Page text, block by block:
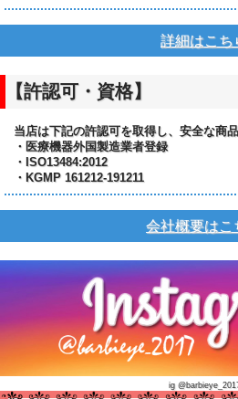
詳細はこち
【許認可・資格】
当店は下記の許認可を取得し、安全な商
・医療機器外国製造業者登録
・ISO13484:2012
・KGMP 161212-191211
会社概要はこ
ig